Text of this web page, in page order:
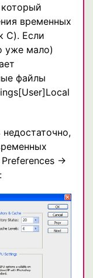
временных
C). Если
уже мало)
файлы
недостаточно,
->